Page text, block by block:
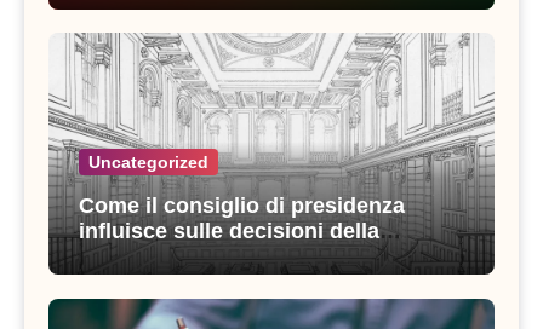
Uncategorized
Come il consiglio di presidenza
influisce sulle decisioni della
giustizia amministrativa